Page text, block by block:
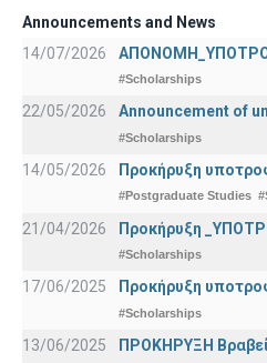
Announcements and News
14/07/2026
#Scholarships
22/05/2026 Announcement of
#Scholarships
14/05/2026 Προκήρυξη
#Postgraduate Studies
21/04/2026 Προκήρυξη
#Scholarships
17/06/2025 Προκήρυξη
#Scholarships
13/06/2025 ΠΡΟΚΗΡΥΞΗ